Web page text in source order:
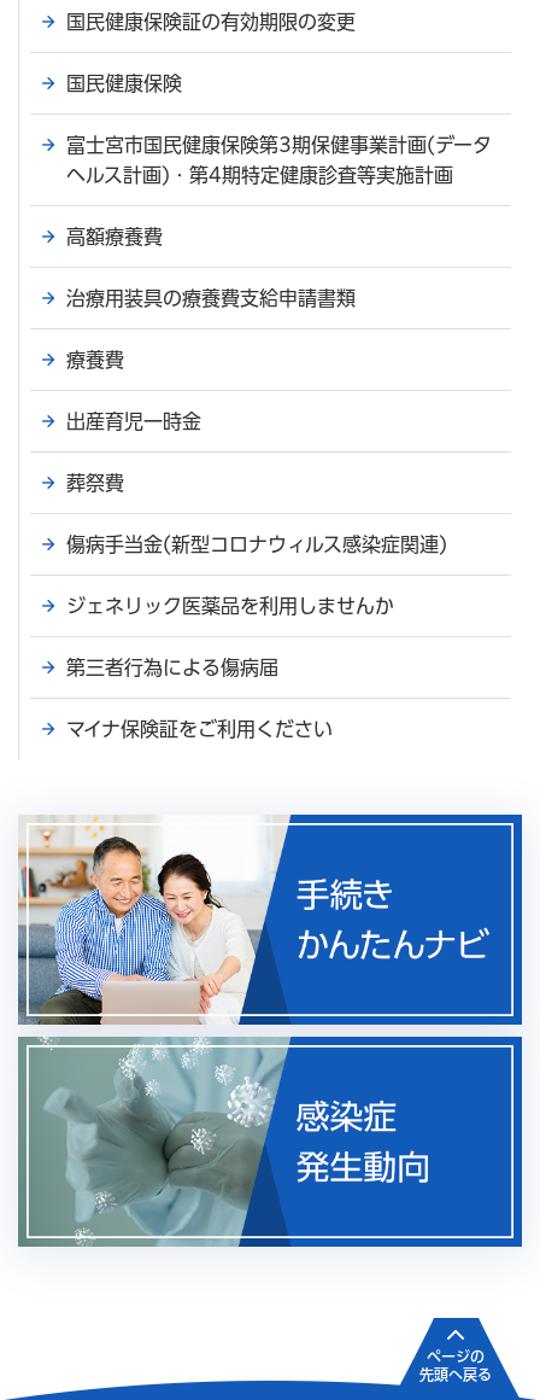
国民健康保険証の有効期限の変更
国民健康保険
富士宮市国民健康保険第3期保健事業計画(データ
ヘルス計画)・第4期特定健康診査等実施計画
高額療養費
治療用装具の療養費支給申請書類
療養費
出産育児一時金
葬祭費
傷病手当金(新型コロナウィルス感染症関連)
ジェネリック医薬品を利用しませんか
第三者行為による傷病届
マイナ保険証をご利用ください
ページの
先頭へ戻る